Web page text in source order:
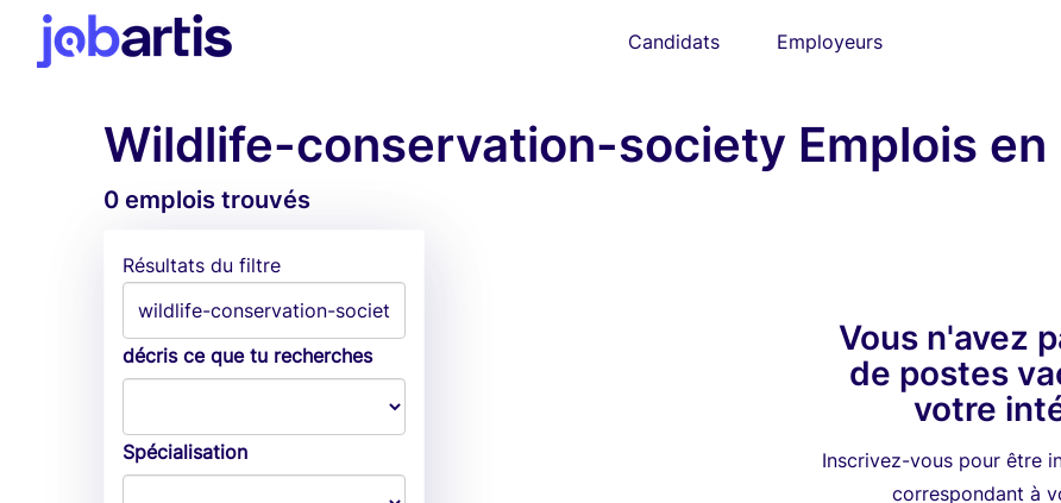
Candidats Employeurs
Wildlife-conservation-society Emplois en
0 emplois trouvés
Résultats du filtre
décris ce que tu recherches
Spécialisation
Vous n'avez
de postes
votre
Inscrivez-vous pour être
correspondant à